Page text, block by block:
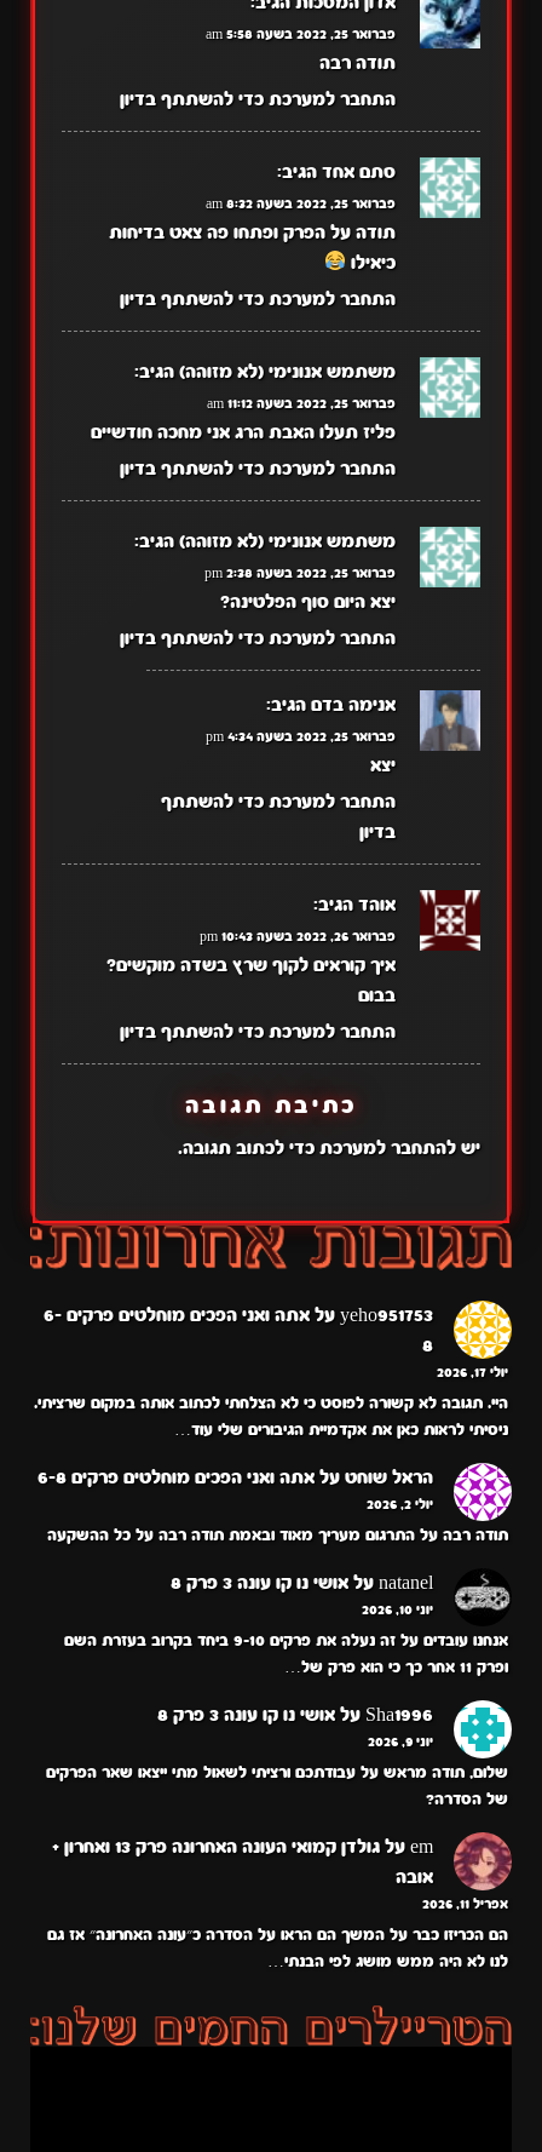
פברואר 25, 2022 בשעה 5:58 am
תודה רבה
התחבר למערכת כדי להשתתף בדיון
סתם אחד הגיב:
פברואר 25, 2022 בשעה 8:32 am
תודה על הפרק ופתחו פה צאט בדיחות
כיאילו
התחבר למערכת כדי להשתתף בדיון
משתמש אנונימי (לא מזוהה) הגיב:
פברואר 25, 2022 בשעה 11:12 am
פליז תעלו האבת הרג אני מחכה חודשיים
התחבר למערכת כדי להשתתף בדיון
משתמש אנונימי (לא מזוהה) הגיב:
פברואר 25, 2022 בשעה 2:38 pm
יצא היום סוף הפלטינה?
התחבר למערכת כדי להשתתף בדיון
אנימה בדם הגיב:
פברואר 25, 2022 בשעה 4:34 pm
יצא
התחבר למערכת כדי להשתתף
בדיון
אוהד הגיב:
פברואר 26, 2022 בשעה 10:43 pm
איך קוראים לקוף שרץ בשדה מוקשים?
בבום
התחבר למערכת כדי להשתתף בדיון
כתיבת תגובה
יש להתחבר למערכתכדי לכתוב תגובה.
yeho951753 על
אתה ואני הפכים מוחלטים פרקים 6-
8
יולי 17, 2026
היי. תגובה לא קשורה לפוסט כי לא הצלחתי לכתוב אותה במקום שרציתי.
ניסיתי לראות כאן את אקדמיית הגיבורים שלי עוד…
הראל שוחט על אתה ואני הפכים מוחלטים פרקים 6-8
יולי 2, 2026
תודה רבה על התרגום מעריך מאוד ובאמת תודה רבה על כל ההשקעה
natanel על אושי נו קו עונה 3 פרק 8
יוני 10, 2026
אנחנו עובדים על זה נעלה את פרקים 9-10 ביחד בקרוב בעזרת השם
ופרק 11 אחר כך כי הוא פרק של…
Sha1996 על אושי נו קו עונה 3 פרק 8
יוני 9, 2026
שלום, תודה מראש על עבודתכם ורציתי לשאול מתי ייצאו שאר הפרקים
של הסדרה?
em על
גולדן קמואי העונה האחרונה פרק 13 ואחרון +
אובה
אפריל 11, 2026
הם הכריזו כבר על המשך הם הראו על הסדרה כ״עונה האחרונה״ אז גם
לנו לא היה ממש מושג לפי הבנתי…